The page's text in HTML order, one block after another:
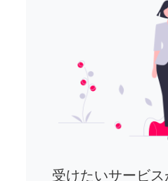
受けたいサービ